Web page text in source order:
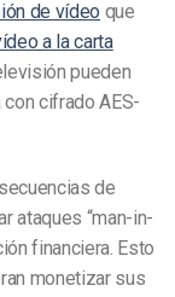
de vídeo que
a la carta
pueden
cifrado AES-
de
ataques “man-in-
financiera. Esto
monetizar sus